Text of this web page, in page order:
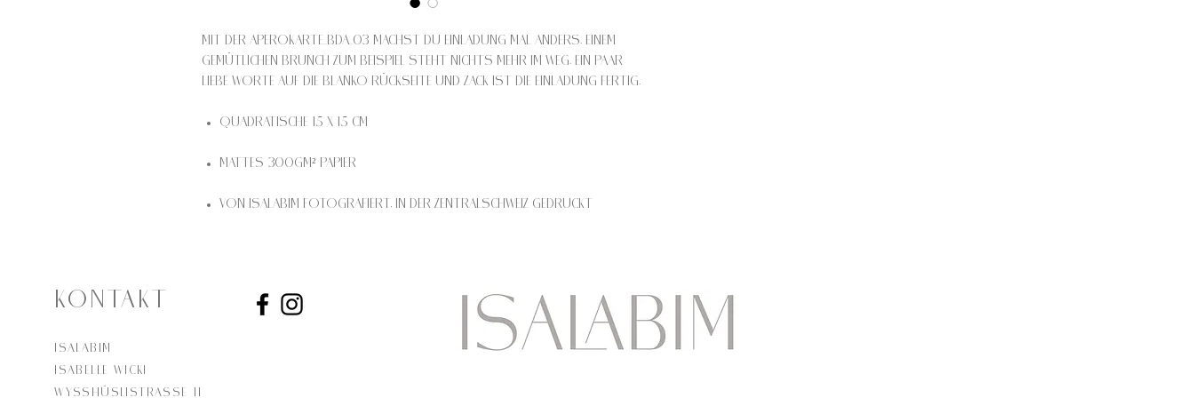
Mit der Aperokarte_BDA_03 machst Du Einladung mal anders. Einem
gemütlichen Brunch zum Beispiel steht nichts mehr im Weg. Ein paar
liebe Worte auf die Blanko Rückseite und zack ist die Einladung fertig.
Quadratische 15 x 15 cm
Mattes 300gm² Papier
Von Isalabim fotografiert, in der Zentralschweiz gedruckt
KONTAKT
Isalabim
Isabelle Wicki
Wysshüslistrasse 11